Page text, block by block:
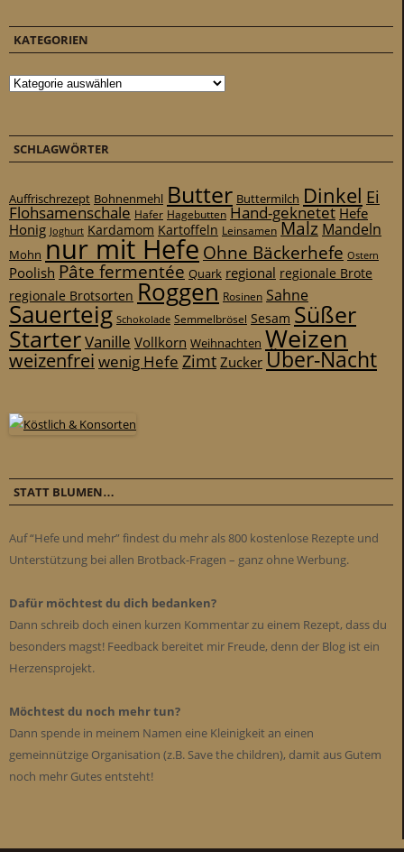
KATEGORIEN
Kategorien
SCHLAGWÖRTER
Auffrischrezept Bohnenmehl Butter Buttermilch Dinkel Ei
Flohsamenschale Hafer Hagebutten Hand-geknetet Hefe
Honig Joghurt Kardamom Kartoffeln Leinsamen Malz Mandeln
Mohn nur mit Hefe Ohne Bäckerhefe Ostern
Poolish Pâte fermentée Quark regional regionale Brote
regionale Brotsorten Roggen Rosinen Sahne
Sauerteig Schokolade Semmelbrösel Sesam Süßer
StarterVanille Vollkorn Weihnachten Weizen
weizenfrei wenig Hefe ZimtZuckerÜber-Nacht
STATT BLUMEN…
Auf “Hefe und mehr” findest du mehr als 800 kostenlose Rezepte und
Unterstützung bei allen Brotback-Fragen – ganz ohne Werbung.
Dafür möchtest du dich bedanken?
Dann schreib doch einen kurzen Kommentar zu einem Rezept, dass du
besonders magst! Feedback bereitet mir Freude, denn der Blog ist ein
Herzensprojekt.
Möchtest du noch mehr tun?
Dann spende in meinem Namen eine Kleinigkeit an einen
gemeinnützige Organisation (z.B. Save the children), damit aus Gutem
noch mehr Gutes entsteht!